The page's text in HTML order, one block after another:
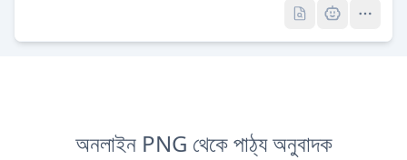
অনলাইন PNG থেকে পাঠ্য অনুবাদক